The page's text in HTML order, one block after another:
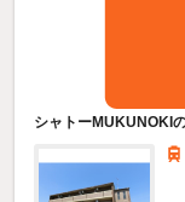
シャトーMUKUNOKI